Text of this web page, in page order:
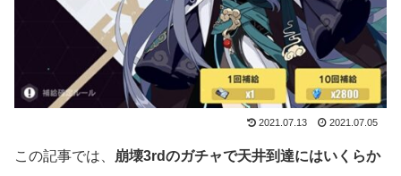
2021.07.13 2021.07.05
この記事では、
崩壊3rdのガチャで天井到達にはいくらか